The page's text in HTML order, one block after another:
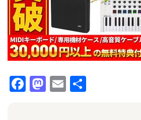
F M E